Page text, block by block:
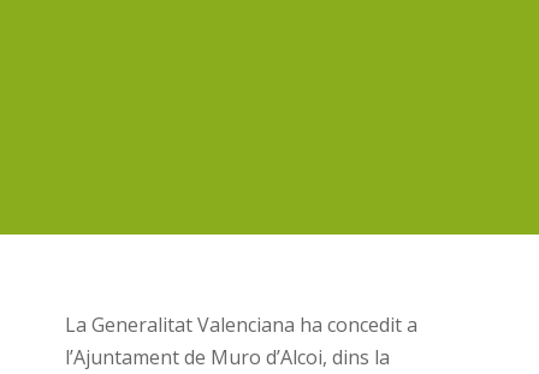
La Generalitat Valenciana ha concedit a
l’Ajuntament de Muro d’Alcoi, dins la